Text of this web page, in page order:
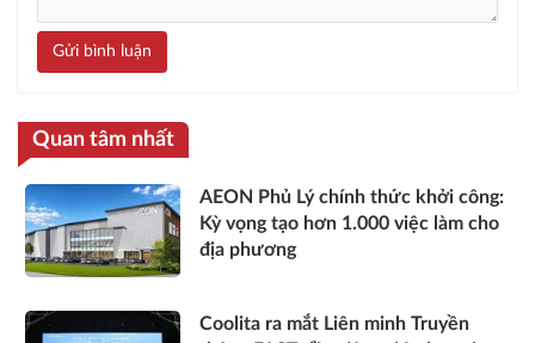
Gửi bình luận
Quan tâm nhất
AEON Phủ Lý chính thức khởi công:
Kỳ vọng tạo hơn 1.000 việc làm cho
địa phương
Coolita ra mắt Liên minh Truyền